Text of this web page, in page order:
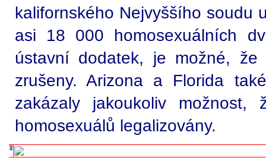
kalifornského Nejvyššího soudu
asi 18 000 homosexuálních
ústavní dodatek, je možné,
zrušeny. Arizona a Florida
zakázaly jakoukoliv
homosexuálů legalizovány.